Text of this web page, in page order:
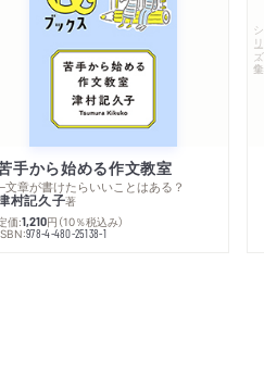
手から始める作文教室
文章が書けたらいいことはある？
村記久子著
価:1,210円 （10％税込み）
978-4-480-25138-1
シリーズ・全集